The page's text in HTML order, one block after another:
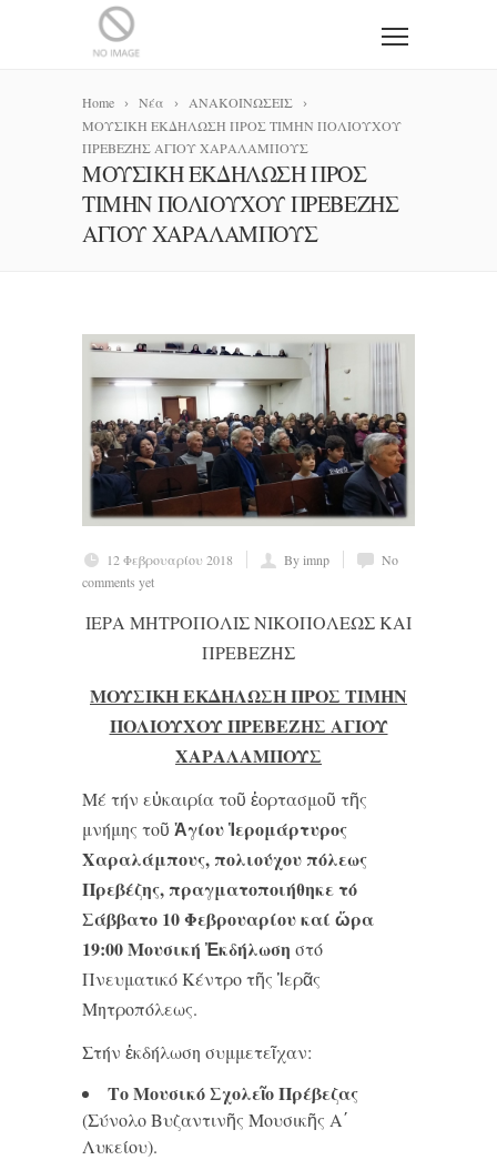
Home Νέα
ΑΝΑΚΟΙΝΩΣΕΙΣ
ΜΟΥΣΙΚΗ ΕΚΔΗΛΩΣΗ ΠΡΟΣ ΤΙΜΗΝ ΠΟΛΙΟΥΧΟΥ
ΠΡΕΒΕΖΗΣ ΑΓΙΟΥ ΧΑΡΑΛΑΜΠΟΥΣ
ΜΟΥΣΙΚΗ ΕΚΔΗΛΩΣΗ ΠΡΟΣ
ΤΙΜΗΝ ΠΟΛΙΟΥΧΟΥ ΠΡΕΒΕΖΗΣ
ΑΓΙΟΥ ΧΑΡΑΛΑΜΠΟΥΣ
12 Φεβρουαρίου 2018 By imnp
No
comments yet
ΙΕΡΑ ΜΗΤΡΟΠΟΛΙΣ ΝΙΚΟΠΟΛΕΩΣ ΚΑΙ
ΠΡΕΒΕΖΗΣ
ΜΟΥΣΙΚΗ ΕΚΔΗΛΩΣΗ ΠΡΟΣ ΤΙΜΗΝ
ΠΟΛΙΟΥΧΟΥ ΠΡΕΒΕΖΗΣ ΑΓΙΟΥ
ΧΑΡΑΛΑΜΠΟΥΣ
Μέ τήν εὐκαιρία τοῦ ἑορτασμοῦ τῆς
μνήμης τοῦ Ἁγίου Ἱερομάρτυρος
Χαραλάμπους, πολιούχου πόλεως
Πρεβέζης, πραγματοποιήθηκε τό
Σάββατο 10 Φεβρουαρίου καί ὥρα
19:00 Μουσική Ἐκδήλωση στό
Πνευματικό Κέντρο τῆς Ἱερᾶς
Μητροπόλεως.
Στήν ἐκδήλωση συμμετεῖχαν:
Το Μουσικό Σχολεῖο Πρέβεζας
(Σύνολο Βυζαντινῆς Μουσικῆς Α΄
Λυκείου).